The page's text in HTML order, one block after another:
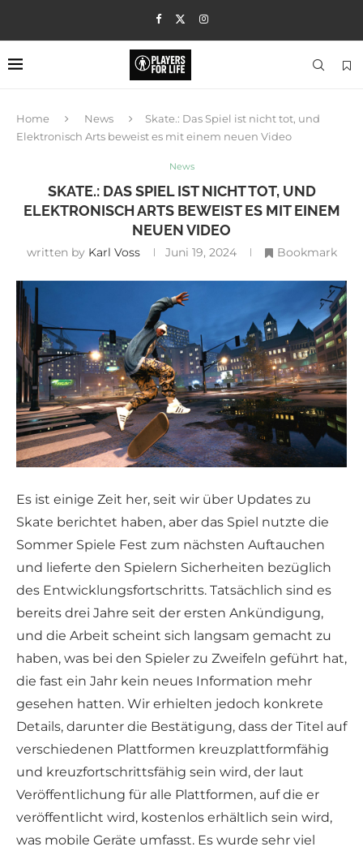
Home News
Skate.: Das Spiel ist nicht tot, und
Elektronisch Arts beweist es mit einem neuen Video
News
SKATE.: DAS SPIEL IST NICHT TOT, UND
ELEKTRONISCH ARTS BEWEIST ES MIT EINEM
NEUEN VIDEO
written by Karl Voss Juni 19, 2024 Bookmark
Es ist einige Zeit her, seit wir über Updates zu
Skate berichtet haben, aber das Spiel nutzte die
Sommer Spiele Fest zum nächsten Auftauchen
und lieferte den Spielern Sicherheiten bezüglich
des Entwicklungsfortschritts. Tatsächlich sind es
bereits drei Jahre seit der ersten Ankündigung,
und die Arbeit scheint sich langsam gemacht zu
haben, was bei den Spieler zu Zweifeln geführt hat,
die fast ein Jahr kein neues Information mehr
gesehen hatten. Wir erhielten jedoch konkrete
Details, darunter die Bestätigung, dass der Titel auf
verschiedenen Plattformen kreuzplattformfähig
und kreuzfortschrittsfähig sein wird, der laut
Veröffentlichung für alle Plattformen, auf die er
veröffentlicht wird, kostenlos erhältlich sein wird,
was mobile Geräte umfasst. Es wurde sehr viel